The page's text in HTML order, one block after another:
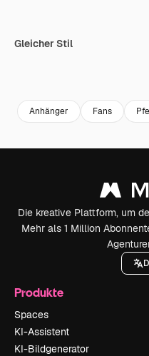
Gleicher Stil
Anhänger Fans
Die kreative Plattform, um
Mehr als 1 Million
Produkte
Spaces
KI-Assistent
KI-Bildgenerator